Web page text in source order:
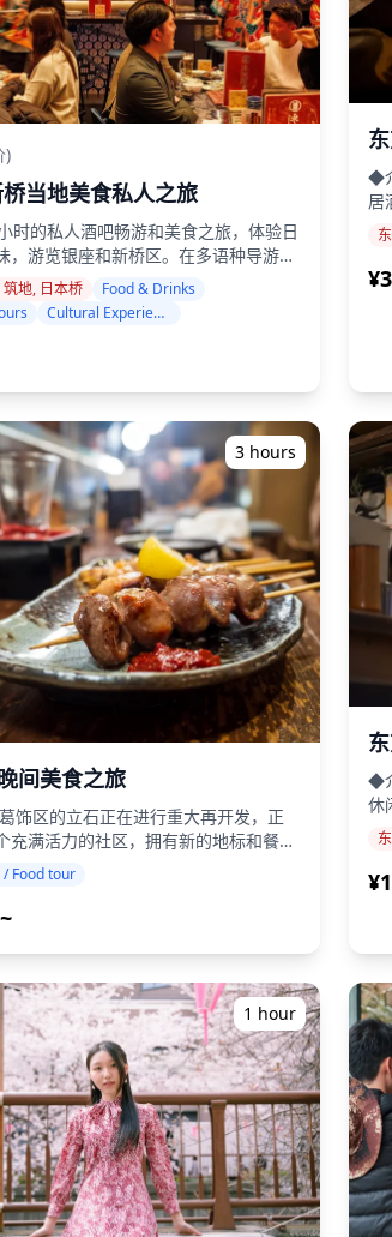
车无障碍车辆安排 - 非常适合单人旅行
要信息：** - 迟到可能
间和照片交付数量 - 客人需支付选作拍
场馆的入场费 - 照片将在拍摄后一周内
订，稍后付款选项，可在24小时前免费
择
消
![]
![]
![]
![]
![]
![]
)
当地美食私人之旅
时的私人酒吧畅游和美食之旅，体验日
，游览银座和新桥区。在多语种导游的
亲密的烹饪之旅将带您前往大多数游客
宝。 ## **亮点** - **拉面飞
Grand Hammer 美食广场品尝来自日
10 多种拉面 - **正宗居酒屋畅游**：
尝章鱼烧、烤鸡肉串、饺子和当地清酒
酒吧**：探索上班族经常光顾的私密
- **文化沉浸**：了解日本的饮酒文化
语） - 旅游期间发生受伤或疾病时的无
饮料
满 20 岁以上（日本法定饮酒年龄） -
：每位导游最多 5 位客人，以获得个
时长**：约 3 小时 - **集合地点**：
美食广场（银座 INZ 3 的地下室）
**：返回 Grand Hammer - **语言
、中文和韩语 - **着装要求**：建议
是一个可以品尝来自日本各地的当地
念，这个地方提供了品尝直接来自日本
材和美食的机会。 这里的气氛让您体
各地的节日的感觉。 在这个区域，您
、人力车和街头音乐家等娱乐活动，以
称的军阀“盔甲”，营造一个让国内外所
个配备音乐展位的岛屿酒吧。 一边玩
边享受美食和饮品。 这个区域推荐给
，周围环绕着 15 台抓娃娃机，提供结
和游戏的休闲体验，以及 DJ 带来的
行歌曲、J-POP 和 DISCO 声音和视觉
机还提供可以在饮酒时享受的派对游
可以与朋友和家人一起享受美食和饮
东京都中央区银座 8-chōme-6-10
## **取消政策** - 在旅
48 小时可免费取消 - 在 48 小时内取
费用 - 旅游可能会因天气或不可预见的
筑地, 日本桥
Food & Drinks
Cultural Experiences
◆
居
一杯。 在东京
的
散
从
供
游 ◆不包含 ・酒店接送服务 ・小费 ・交通费用 ・
额外的
导
鸡肉串
和
尝
松
程
的信息。 ◆附
人
果
![]
![]
3 hours
间美食之旅
饰区的立石正在进行重大再开发，正
充满活力的社区，拥有新的地标和餐饮
代商业设施和高层塔楼正在重塑天际
丰富的美食文化和当地魅力仍然完好无
提供了一个探索立石历史、其再开发历
饮场所 ・在历史悠久的当地餐厅享用
味 ・从导游那里了解该地区的历史和
开发 ・探索拥有高层塔楼和现代广场
与当地人互动，体验立石新旧融合的
含 ・酒店接送服务 ・
额外的饮料或食物 ◆行程 ・集合
介绍惠比寿并促进
施中的餐厅 在立
业中心区域的时尚新餐厅享用创意菜肴
立石
新老店品尝当地经典菜肴，如烤内脏串
/ Food tour
◆
休
的
班族
节
・
食物 ◆行程 ・集合点
绍
卖
串，
在
力
清
1 hour